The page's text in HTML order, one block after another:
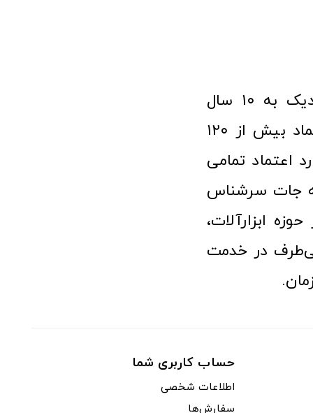
فروشگاه آنلاین ابزار و تجهیزات صنعتی کولیس با افتخار نزدیک به ۱۰ سال
فعالیت در عرصه ابزارآلات و کالاهای صنعتی توانسته مورد اعتماد بیش از ۱۲۰
اعتماد تمامی
جات سرشناس
ابزارآلات،
در خدمت
حساب کاربری شما
اطلاعات شخصی
سفارش‌ها